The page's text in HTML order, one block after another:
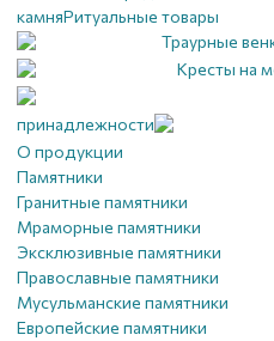
камняРитуальные товары
Траурные
Кресты на
принадлежности
О продукции
Памятники
Гранитные памятники
Мраморные памятники
Эксклюзивные памятники
Православные памятники
Мусульманские памятники
Европейские памятники